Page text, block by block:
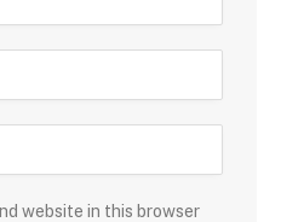
website in this browser